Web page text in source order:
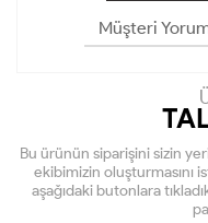
Müşteri
Bu ürünün siparişini sizin
ekibimizin oluşturmasını
aşağıdaki butonlara